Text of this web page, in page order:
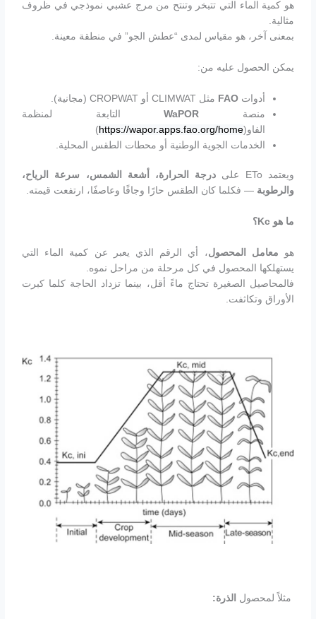
هو كمية الماء التي تتبخر وتنتح من مرج عشبي نموذجي في ظروف
مثالية.
بمعنى آخر، هو مقياس لمدى “عطش الجو” في منطقة معينة.
يمكن الحصول عليه من:
أدواتFAO مثل CLIMWAT أو CROPWAT (مجانية).
منصة WaPORالتابعة لمنظمة
الفاو(https://wapor.apps.fao.org/home
)
الخدمات الجوية الوطنية أو محطات الطقس المحلية.
ويعتمد ETo على
درجة الحرارة، أشعة الشمس، سرعة الرياح،
والرطوبة — فكلما كان الطقس حارًا وجافًا وعاصفًا، ارتفعت قيمته.
ما هو Kc ؟
هو معامل المحصول، أي الرقم الذي يعبر عن كمية الماء التي
يستهلكها المحصول في كل مرحلة من مراحل نموه.
فالمحاصيل الصغيرة تحتاج ماءً أقل، بينما تزداد الحاجة كلما كبرت
الأوراق وتكاثفت.
مثلاً لمحصول الذرة: